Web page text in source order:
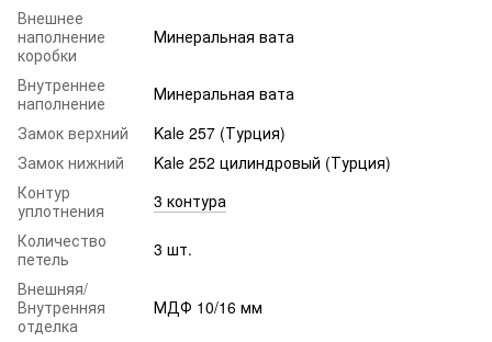
Внешнее
наполнение
коробки
Минеральная вата
Внутреннее
наполнение
Минеральная вата
Замок верхний
Kale 257 (Турция)
Замок нижний
Kale 252 цилиндровый (Турция)
Контур
уплотнения
3 контура
Количество
петель
3 шт.
Внешняя/
Внутренняя
отделка
МДФ 10/16 мм